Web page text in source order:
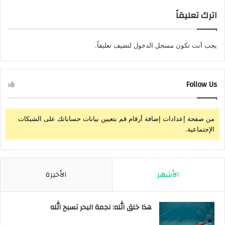
اترك تعليقاً
يجب أنت تكون مسجل الدخول لتضيف تعليقاً.
Follow Us
من صفحة إعدادات إضافة أرقام قم بتعيين بيانات حساباتك على الشبكات
الإجتماعية.
الأشهر الأخيرة
هذا خلق الله: نجمة البحر تسبح الله